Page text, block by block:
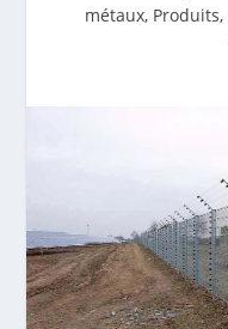
métaux, Produits,